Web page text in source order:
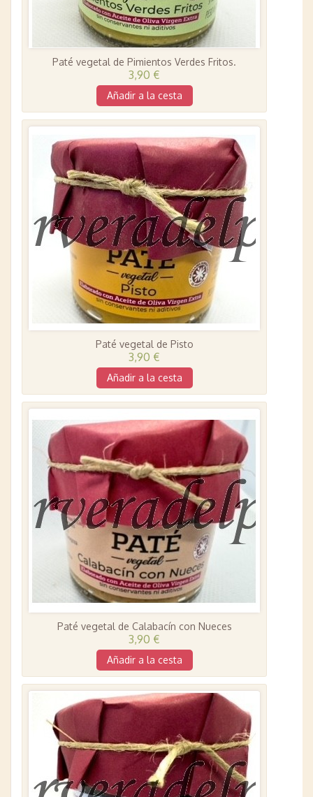
Paté vegetal de Pimientos Verdes Fritos.
3,90 €
Añadir a la cesta
Paté vegetal de Pisto
3,90 €
Añadir a la cesta
Paté vegetal de Calabacín con Nueces
3,90 €
Añadir a la cesta